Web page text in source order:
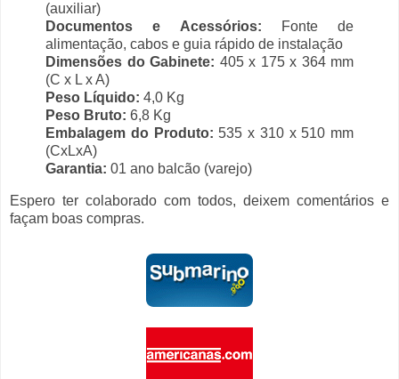
(auxiliar)
Documentos e Acessórios: Fonte de
alimentação, cabos e guia rápido de instalação
Dimensões do Gabinete: 405 x 175 x 364 mm
(C x L x A)
Peso Líquido: 4,0 Kg
Peso Bruto: 6,8 Kg
Embalagem do Produto: 535 x 310 x 510 mm
(CxLxA)
Garantia: 01 ano balcão (varejo)
Espero ter colaborado com todos, deixem comentários e
façam boas compras.